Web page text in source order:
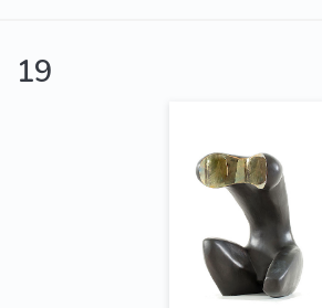
19